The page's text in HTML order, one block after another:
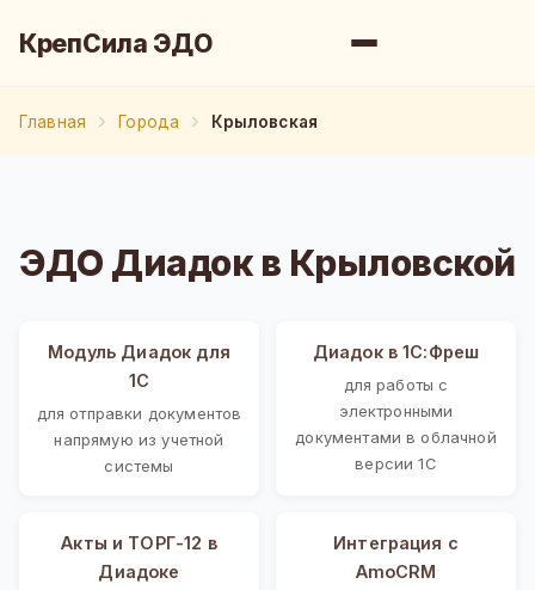
КрепСила ЭДО
Главная Города Крыловская
ЭДО Диадок в Крыловской
Модуль Диадок для
1С
для отправки документов
напрямую из учетной
системы
Диадок в 1С:Фреш
для работы с
электронными
документами в облачной
версии 1С
Акты и ТОРГ-12 в
Диадоке
Интеграция с
AmoCRM